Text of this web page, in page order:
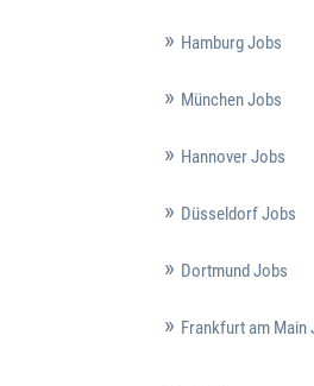
Hamburg Jobs
München Jobs
Hannover Jobs
Düsseldorf Jobs
Dortmund Jobs
Frankfurt am Main